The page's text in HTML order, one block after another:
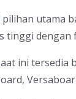
pilihan utama
tinggi dengan
ini